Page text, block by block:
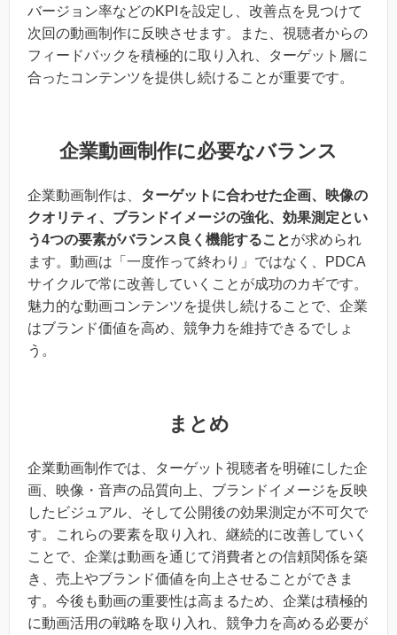
バージョン率などのKPIを設定し、改善点を見つけて
次回の動画制作に反映させます。また、視聴者からの
フィードバックを積極的に取り入れ、ターゲット層に
合ったコンテンツを提供し続けることが重要です。
企業動画制作に必要なバランス
企業動画制作は、 ターゲットに合わせた企画、映像の
クオリティ、ブランドイメージの強化、効果測定とい
う4つの要素がバランス良く機能することが求められ
ます。動画は「一度作って終わり」ではなく、PDCA
サイクルで常に改善していくことが成功のカギです。
魅力的な動画コンテンツを提供し続けることで、企業
はブランド価値を高め、競争力を維持できるでしょ
う。
まとめ
企業動画制作では、ターゲット視聴者を明確にした企
画、映像・音声の品質向上、ブランドイメージを反映
したビジュアル、そして公開後の効果測定が不可欠で
す。これらの要素を取り入れ、継続的に改善していく
ことで、企業は動画を通じて消費者との信頼関係を築
き、売上やブランド価値を向上させることができま
す。今後も動画の重要性は高まるため、企業は積極的
に動画活用の戦略を取り入れ、競争力を高める必要が